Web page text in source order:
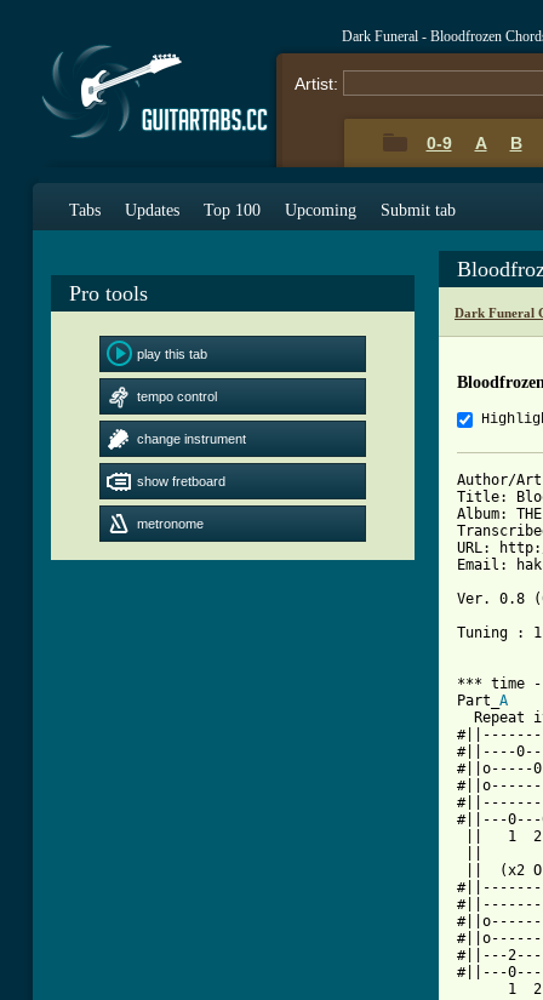
Dark Funeral - Bloodfrozen
Artist:
0-9 A B
Tabs Updates Top 100 Upcoming Submit tab
Pro tools
play this tab
tempo control
change instrument
show fretboard
metronome
Dark Funeral
Author/
Title:
Album: THE
URL:
Email:
Ver. 0.8
Tuning : 1
*** time -
Part_ A
Repeat
#||----
#||o-----
#||---
||   1
||  (x2
#||---
#||---
1